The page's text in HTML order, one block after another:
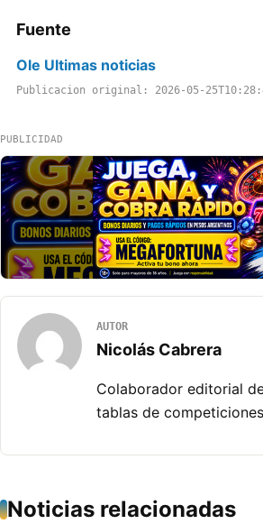
Fuente
Ole Ultimas noticias
Publicacion original: 2026-05-
PUBLICIDAD
AUTOR
Nicolás Cabrera
Colaborador editorial
tablas de
Noticias relacionadas